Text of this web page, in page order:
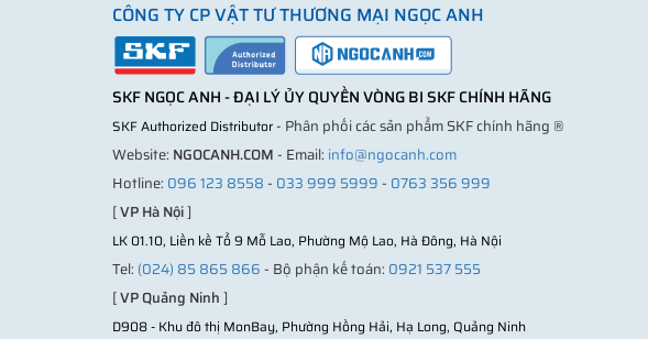
CÔNG TY CP VẬT TƯ THƯƠNG MẠI NGỌC ANH
SKF NGỌC ANH - ĐẠI LÝ ỦY QUYỀN VÒNG BI SKF CHÍNH HÃNG
SKF Authorized Distributor- Phân phối các sản phẩm SKF chính hãng ®
Website: NGOCANH.COM- Email: info@ngocanh.com
Hotline: 096 123 8558- 033 999 5999- 0763 356 999
[VP Hà Nội]
LK 01.10, Liền kề Tổ 9 Mỗ Lao, Phường Mộ Lao, Hà Đông, Hà Nội
Tel: (024) 85 865 866- Bộ phận kế toán: 0921 537 555
[VP Quảng Ninh]
D908 - Khu đô thị MonBay, Phường Hồng Hải, Hạ Long, Quảng Ninh